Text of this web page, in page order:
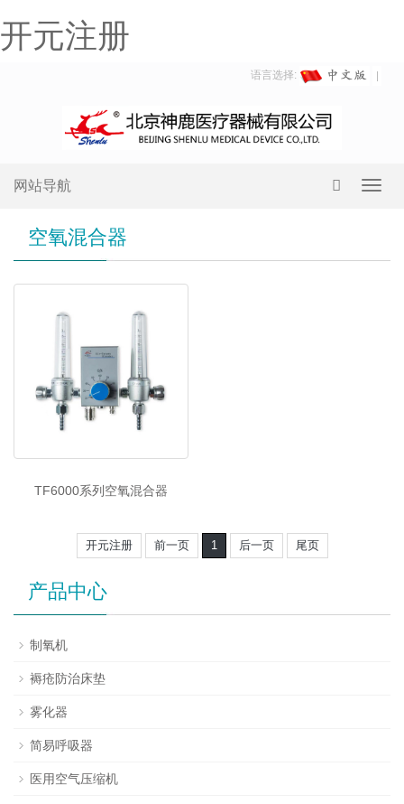
开元注册
语言选择:
网站导航
空氧混合器
TF6000系列空氧混合器
开元注册 前一页 1 后一页 尾页
产品中心
制氧机
褥疮防治床垫
雾化器
简易呼吸器
医用空气压缩机